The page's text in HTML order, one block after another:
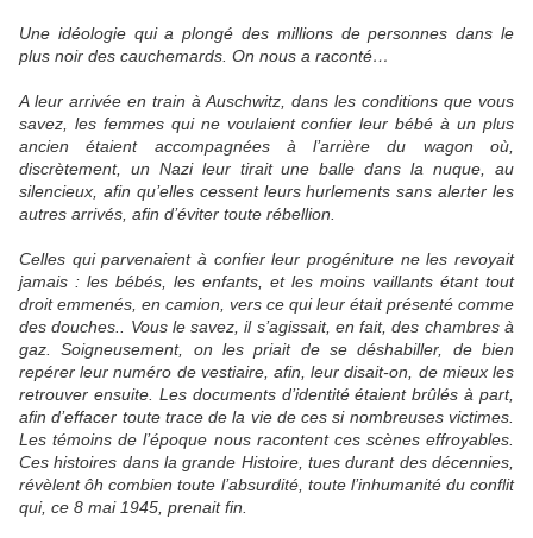
Une idéologie qui a plongé des millions de personnes dans le
plus noir des cauchemards. On nous a raconté…
A leur arrivée en train à Auschwitz, dans les conditions que vous
savez, les femmes qui ne voulaient confier leur bébé à un plus
ancien étaient accompagnées à l’arrière du wagon où,
discrètement, un Nazi leur tirait une balle dans la nuque, au
silencieux, afin qu’elles cessent leurs hurlements sans alerter les
autres arrivés, afin d’éviter toute rébellion.
Celles qui parvenaient à confier leur progéniture ne les revoyait
jamais : les bébés, les enfants, et les moins vaillants étant tout
droit emmenés, en camion, vers ce qui leur était présenté comme
des douches.. Vous le savez, il s’agissait, en fait, des chambres à
gaz. Soigneusement, on les priait de se déshabiller, de bien
repérer leur numéro de vestiaire, afin, leur disait-on, de mieux les
retrouver ensuite. Les documents d’identité étaient brûlés à part,
afin d’effacer toute trace de la vie de ces si nombreuses victimes.
Les témoins de l’époque nous racontent ces scènes effroyables.
Ces histoires dans la grande Histoire, tues durant des décennies,
révèlent ôh combien toute l’absurdité, toute l’inhumanité du conflit
qui, ce 8 mai 1945, prenait fin.